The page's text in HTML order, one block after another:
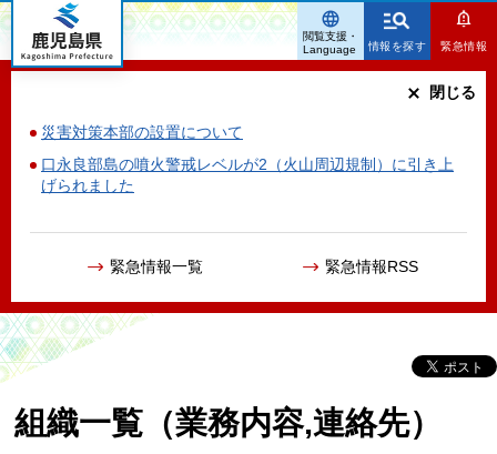
鹿児島県
情報を探す 緊急情報
災害対策本部の設置について
口永良部島の噴火警戒レベルが2（火山周辺規制）に引き上
げられました
緊急情報一覧 緊急情報RSS
閉じる
閲覧支援・
Language
組織一覧（業務内容,連絡先）